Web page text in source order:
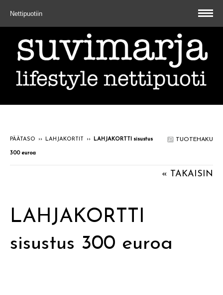
Nettipuotiin
TUOTEHAKU
PÄÄTASO ›› LAHJAKORTIT ›› LAHJAKORTTI sisustus
300 euroa
« TAKAISIN
LAHJAKORTTI
sisustus 300 euroa